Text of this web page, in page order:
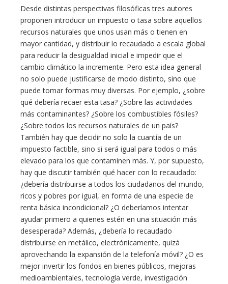
Desde distintas perspectivas filosóficas tres autores
proponen introducir un impuesto o tasa sobre aquellos
recursos naturales que unos usan más o tienen en
mayor cantidad, y distribuir lo recaudado a escala global
para reducir la desigualdad inicial e impedir que el
cambio climático la incremente. Pero esta idea general
no solo puede justificarse de modo distinto, sino que
puede tomar formas muy diversas. Por ejemplo, ¿sobre
qué debería recaer esta tasa? ¿Sobre las actividades
más contaminantes? ¿Sobre los combustibles fósiles?
¿Sobre todos los recursos naturales de un país?
También hay que decidir no solo la cuantía de un
impuesto factible, sino si será igual para todos o más
elevado para los que contaminen más. Y, por supuesto,
hay que discutir también qué hacer con lo recaudado:
¿debería distribuirse a todos los ciudadanos del mundo,
ricos y pobres por igual, en forma de una especie de
renta básica incondicional? ¿O deberíamos intentar
ayudar primero a quienes estén en una situación más
desesperada? Además, ¿debería lo recaudado
distribuirse en metálico, electrónicamente, quizá
aprovechando la expansión de la telefonía móvil? ¿O es
mejor invertir los fondos en bienes públicos, mejoras
medioambientales, tecnología verde, investigación